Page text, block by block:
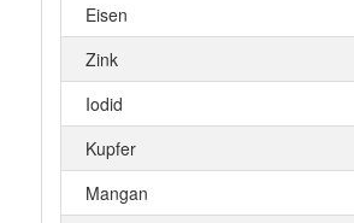
Eisen
Zink
Iodid
Kupfer
Mangan